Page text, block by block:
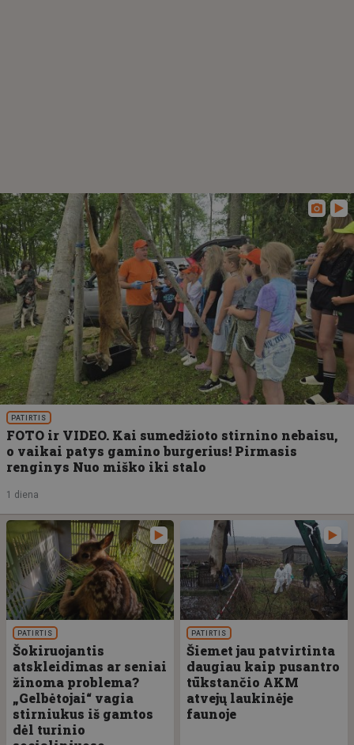
PATIRTIS
FOTO ir VIDEO. Kai sumedžioto stirnino nebaisu,
o vaikai patys gamino burgerius! Pirmasis
renginys Nuo miško iki stalo
1 diena
PATIRTIS
Šokiruojantis
atskleidimas ar seniai
žinoma problema?
„Gelbėtojai“ vagia
stirniukus iš gamtos
dėl turinio
PATIRTIS
Šiemet jau patvirtinta
daugiau kaip pusantro
tūkstančio AKM
atvejų laukinėje
faunoje